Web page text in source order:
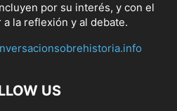
por su interés, y con el
la reflexión y al debate.
US